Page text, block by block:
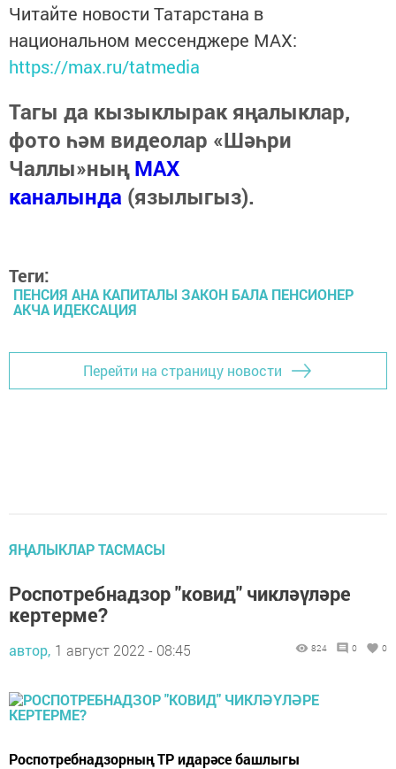
Читайте новости Татарстана в
национальном мессенджере MАХ:
https://max.ru/tatmedia
Тагы да кызыклырак яңалыклар,
фото һәм видеолар «Шәһри
Чаллы»ныңMAX
каналында (язылыгыз).
Теги:
ПЕНСИЯ АНА КАПИТАЛЫ ЗАКОН БАЛА ПЕНСИОНЕР
АКЧА ИДЕКСАЦИЯ
Перейти на страницу новости
ЯҢАЛЫКЛАР ТАСМАСЫ
Роспотребнадзор "ковид" чикләүләре
кертерме?
автор, 1 август 2022 - 08:45 824 0 0
Роспотребнадзорның ТР идарәсе башлыгы